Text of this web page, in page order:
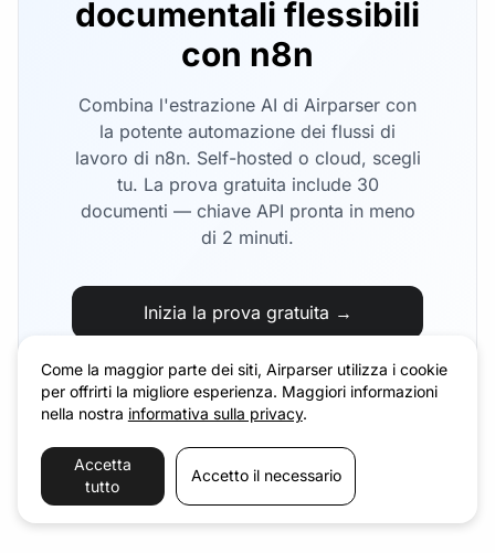
Come la maggior parte dei siti, Airparser utilizza i cookie
per offrirti la migliore esperienza. Maggiori informazioni
nella nostra informativa sulla privacy.
Accetta
tutto
Accetto il necessario
documentali flessibili
con n8n
Combina l'estrazione AI di Airparser con
la potente automazione dei flussi di
lavoro di n8n. Self-hosted o cloud, scegli
tu. La prova gratuita include 30
documenti — chiave API pronta in meno
di 2 minuti.
Inizia la prova gratuita →
Vedi la documentazione
dell'integrazione